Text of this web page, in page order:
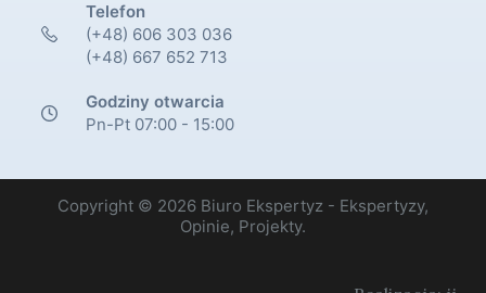
Telefon
(+48) 606 303 036
(+48) 667 652 713
Godziny otwarcia
Pn-Pt 07:00 - 15:00
Copyright © 2026 Biuro Ekspertyz - Ekspertyzy,
Opinie, Projekty.